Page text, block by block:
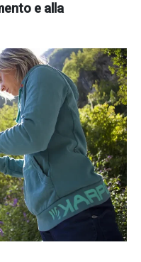
e alla